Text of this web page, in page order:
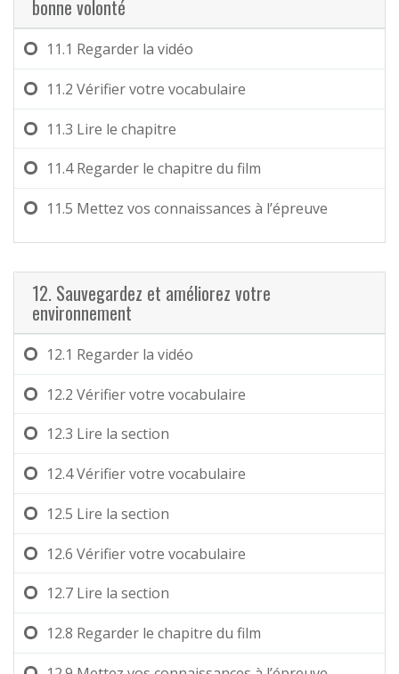
bonne volonté
11.1 Regarder la vidéo
11.2 Vérifier votre vocabulaire
11.3 Lire le chapitre
11.4Regarder le chapitre du film
11.5 Mettez vos connaissances à l’épreuve
12. Sauvegardez et améliorez votre
environnement
12.1 Regarder la vidéo
12.2 Vérifier votre vocabulaire
12.3 Lire la section
12.4Vérifier votre vocabulaire
12.5 Lire la section
12.6 Vérifier votre vocabulaire
12.7 Lire la section
12.8 Regarder le chapitre du film